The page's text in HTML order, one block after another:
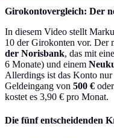
Girokontovergleich: Der
In diesem Video stellt
10 der Girokonten vor. Der
der Norisbank, das mit
6 Monate) und einem
Allerdings ist das Konto
Geldeingang von 500 €
kostet es 3,90 € pro Monat.
Die fünf entscheidenden